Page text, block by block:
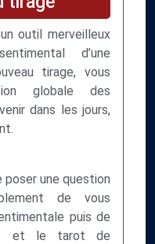
outil merveilleux
d’une
tirage, vous
globale des
dans les jours,
poser une question
de vous
puis de
et le tarot de